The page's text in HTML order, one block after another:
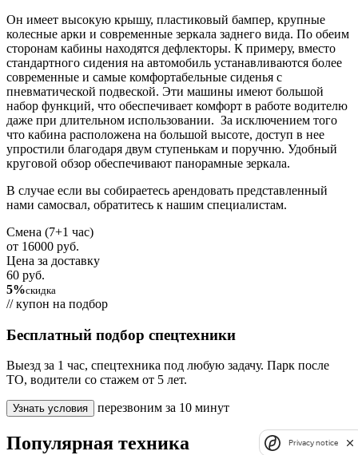
Он имеет высокую крышу, пластиковый бампер, крупные
колесные арки и современные зеркала заднего вида. По обеим
сторонам кабины находятся дефлекторы. К примеру, вместо
стандартного сидения на автомобиль устанавливаются более
современные и самые комфортабельные сиденья с
пневматической подвеской. Эти машины имеют большой
набор функций, что обеспечивает комфорт в работе водителю
даже при длительном использовании. За исключением того
что кабина расположена на большой высоте, доступ в нее
упростили благодаря двум ступенькам и поручню. Удобный
круговой обзор обеспечивают панорамные зеркала.
В случае если вы собираетесь арендовать представленный
нами самосвал, обратитесь к нашим специалистам.
Смена (7+1 час)
от 16000 руб.
Цена за доставку
60 руб.
5%скидка
// купон на подбор
Бесплатный подбор спецтехники
Выезд за 1 час, спецтехника под любую задачу. Парк после
ТО, водители со стажем от 5 лет.
Узнать условия перезвоним за 10 минут
Популярная техника Privacy notice